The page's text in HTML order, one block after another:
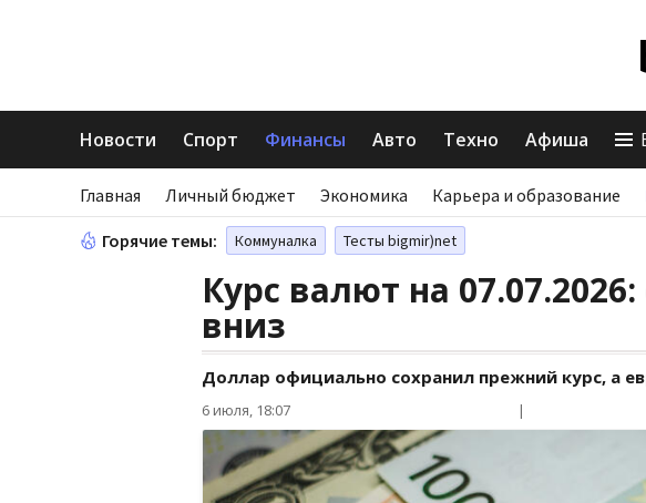
Новости Спорт Финансы Авто Техно Афиша
Главная Личный бюджет Экономика Карьера и образование
Горячие темы: Коммуналка Тесты bigmir)net
Курс валют на
вниз
Доллар официально сохранил прежний курс, а
6 июля, 18:07 |